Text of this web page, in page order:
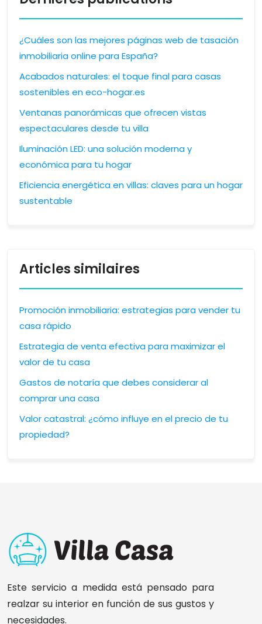
¿Cuáles son las mejores páginas web de tasación
inmobiliaria online para España?
Acabados naturales: el toque final para casas
sostenibles en eco-hogar.es
Ventanas panorámicas que ofrecen vistas
espectaculares desde tu villa
Iluminación LED: una solución moderna y
económica para tu hogar
Eficiencia energética en villas: claves para un hogar
sustentable
Articles similaires
Promoción inmobiliaria: estrategias para vender tu
casa rápido
Estrategia de venta efectiva para maximizar el
valor de tu casa
Gastos de notaría que debes considerar al
comprar una casa
Valor catastral: ¿cómo influye en el precio de tu
propiedad?
Este servicio a medida está pensado para
realzar su interior en función de sus gustos y
necesidades.